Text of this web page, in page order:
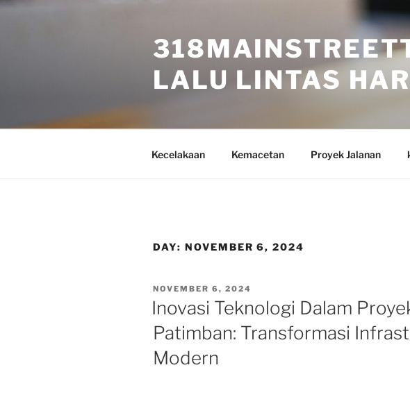
Skip
LALU LINTAS
Kecelakaan Kemacetan Proyek Jalanan
DAY: NOVEMBER 6, 2024
POSTED
ON
NOVEMBER 6, 2024
Inovasi Teknologi Dalam
Patimban: Transformasi
Modern